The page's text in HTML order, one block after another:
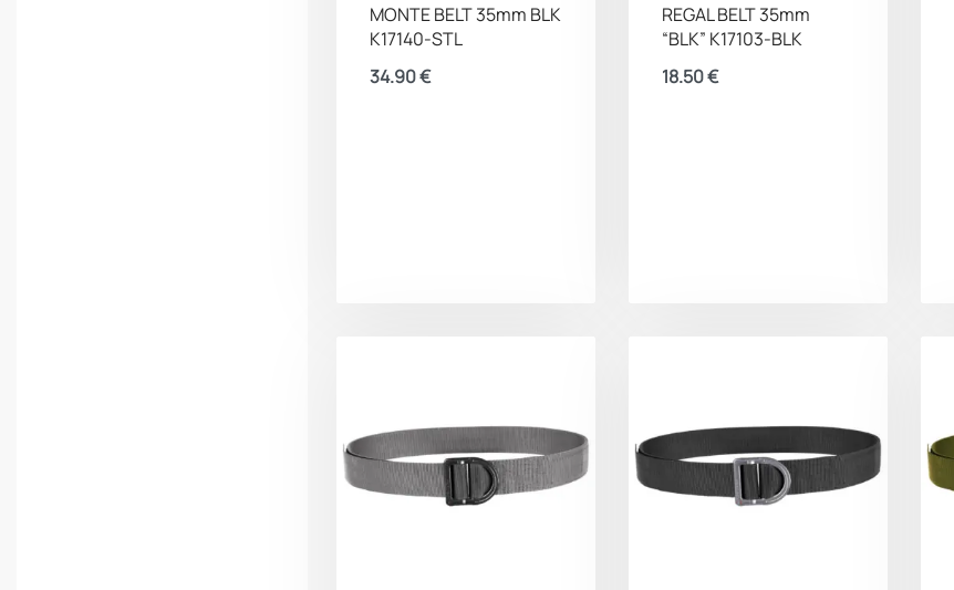
MONTE BELT 35mm BLK
K17140-STL
34.90€
REGAL BELT 35mm
“BLK” K17103-BLK
18.50€